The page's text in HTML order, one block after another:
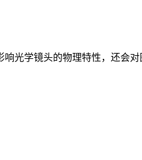
光学镜头的物理特性，还会